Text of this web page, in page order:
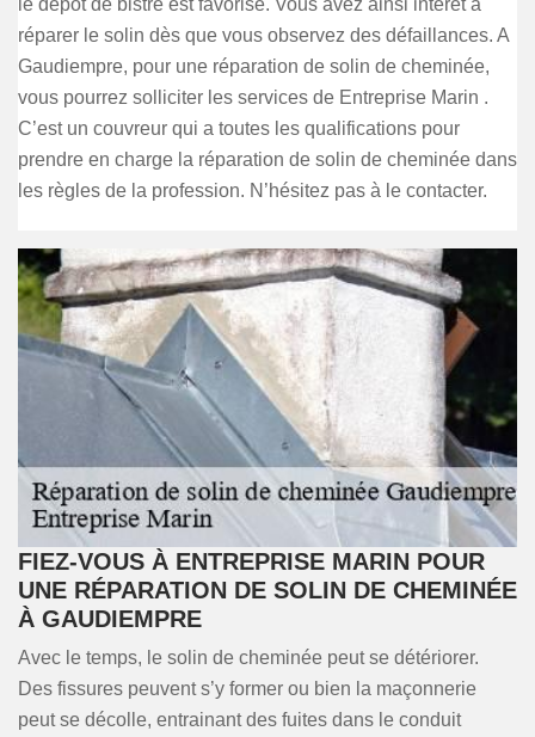
le dépôt de bistre est favorisé. Vous avez ainsi intérêt à
réparer le solin dès que vous observez des défaillances. A
Gaudiempre, pour une réparation de solin de cheminée,
vous pourrez solliciter les services de Entreprise Marin .
C’est un couvreur qui a toutes les qualifications pour
prendre en charge la réparation de solin de cheminée dans
les règles de la profession. N’hésitez pas à le contacter.
FIEZ-VOUS À ENTREPRISE MARIN POUR
UNE RÉPARATION DE SOLIN DE CHEMINÉE
À GAUDIEMPRE
Avec le temps, le solin de cheminée peut se détériorer.
Des fissures peuvent s’y former ou bien la maçonnerie
peut se décolle, entrainant des fuites dans le conduit